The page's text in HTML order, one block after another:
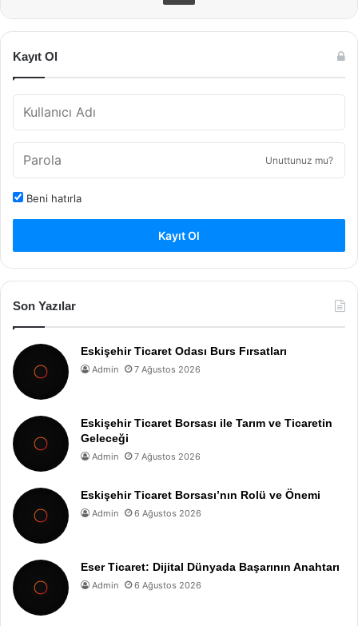
Kayıt Ol
Unuttunuz mu?
Beni hatırla
Kayıt Ol
Son Yazılar
Eskişehir Ticaret Odası Burs Fırsatları
Admin 7 Ağustos 2026
Eskişehir Ticaret Borsası ile Tarım ve Ticaretin
Geleceği
Admin 7 Ağustos 2026
Eskişehir Ticaret Borsası’nın Rolü ve Önemi
Admin 6 Ağustos 2026
Eser Ticaret: Dijital Dünyada Başarının Anahtarı
Admin 6 Ağustos 2026